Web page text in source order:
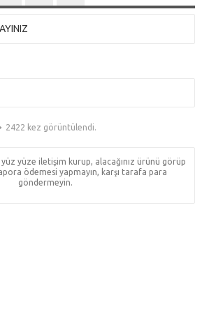
2422 kez görüntülendi.
yüz yüze iletişim kurup, alacağınız ürünü görüp
ödemesi yapmayın, karşı tarafa para
göndermeyin.